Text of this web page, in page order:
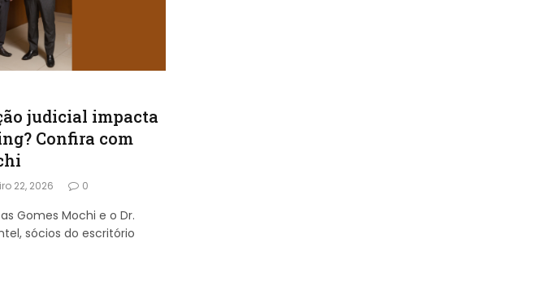
judicial impacta
Confira com
22, 2026 0
Gomes Mochi e o Dr.
sócios do escritório